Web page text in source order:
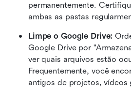
permanentemente.
ambas as pastas
Limpe o Google Drive:
Google Drive por
ver quais arquivos estão
Frequentemente, você
antigos de projetos, vídeos